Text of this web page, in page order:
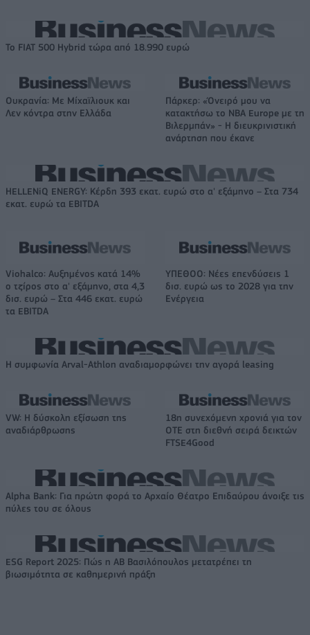
Το FIAT 500 Hybrid τώρα από 18.990 ευρώ
Ουκρανία: Με Μίχαϊλιουκ και
Λεν κόντρα στην Ελλάδα
Πάρκερ: «Όνειρό μου να
κατακτήσω το ΝΒΑ Europe με τη
Βιλερμπάν» - Η διευκρινιστική
ανάρτηση που έκανε
HELLENiQ ENERGY: Κέρδη 393 εκατ. ευρώ στο α' εξάμηνο – Στα 734
εκατ. ευρώ τα EBITDA
Viohalco: Αυξημένος κατά 14%
ο τζίρος στο α' εξάμηνο, στα 4,3
δισ. ευρώ – Στα 446 εκατ. ευρώ
τα EBITDA
ΥΠΕΘΟΟ: Νέες επενδύσεις 1
δισ. ευρώ ως το 2028 για την
Ενέργεια
Η συμφωνία Arval-Athlon αναδιαμορφώνει την αγορά leasing
VW: Η δύσκολη εξίσωση της
αναδιάρθρωσης
18η συνεχόμενη χρονιά για τον
ΟΤΕ στη διεθνή σειρά δεικτών
FTSE4Good
Alpha Bank: Για πρώτη φορά το Αρχαίο Θέατρο Επιδαύρου άνοιξε τις
πύλες του σε όλους
ESG Report 2025: Πώς η ΑΒ Βασιλόπουλος μετατρέπει τη
βιωσιμότητα σε καθημερινή πράξη